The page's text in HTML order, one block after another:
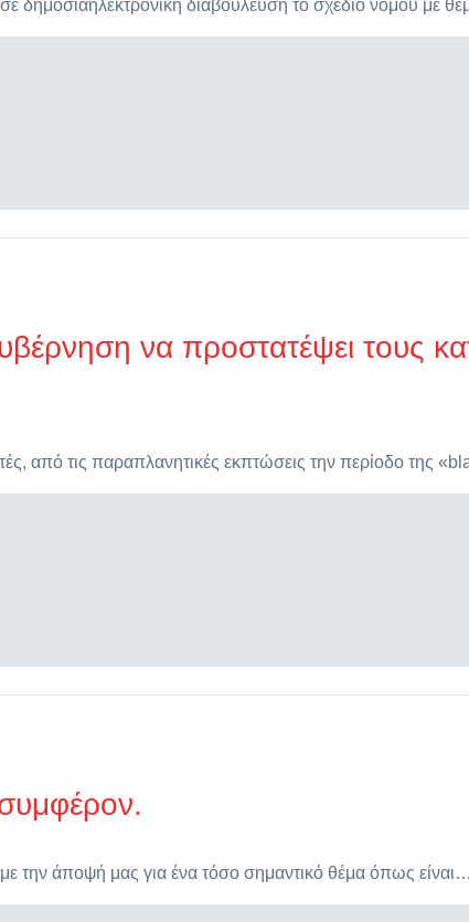
δημόσιαηλεκτρονική διαβούλευση το σχέδιο νόμου με
να προστατέψει τους
από τις παραπλανητικές εκπτώσεις την περίοδο της
την άποψή μας για ένα τόσο σημαντικό θέμα όπως είναι…